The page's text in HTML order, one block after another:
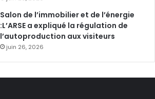
Salon de l’immobilier et de l’énergie
:L’ARSE a expliqué la régulation de
l’autoproduction aux visiteurs
juin 26, 2026